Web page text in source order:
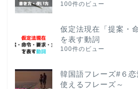
100件のビュー
仮定法現在「提案・
を表す動詞
100件のビュー
韓国語フレーズ#６
使えるフレーズ～